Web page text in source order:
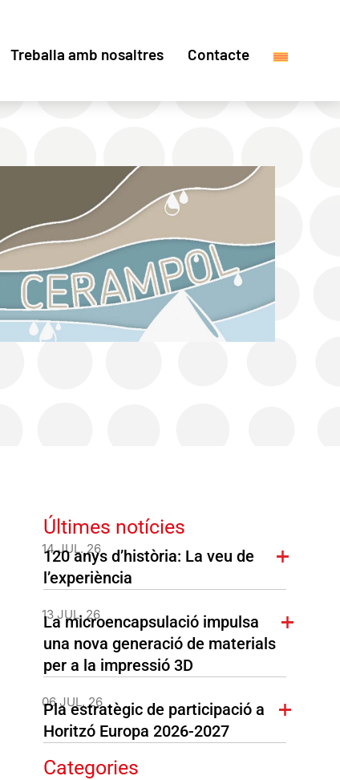
Treballa amb nosaltres Contacte
Últimes notícies
14 JUL. 26
120 anys d’història: La veu de
l’experiència
13 JUL. 26
La microencapsulació impulsa
una nova generació de materials
per a la impressió 3D
06 JUL. 26
Pla estratègic de participació a
Horitzó Europa 2026-2027
Categories